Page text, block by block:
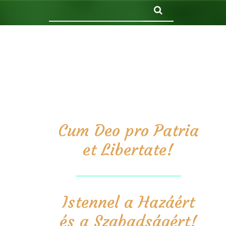
Cum Deo pro Patria
et Libertate!
Istennel a Hazáért
és a Szabadságért!